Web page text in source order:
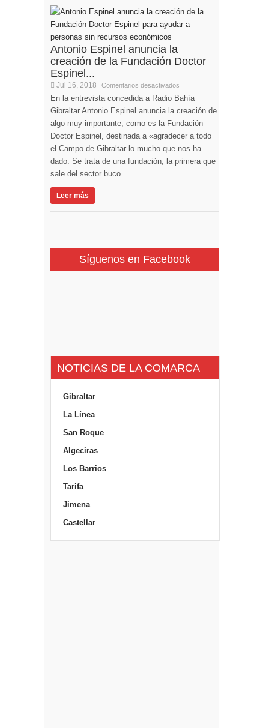
Antonio Espinel anuncia la
creación de la Fundación Doctor
Espinel...
Jul 16, 2018 Comentarios desactivados
En la entrevista concedida a Radio Bahía
Gibraltar Antonio Espinel anuncia la creación de
algo muy importante, como es la Fundación
Doctor Espinel, destinada a «agradecer a todo
el Campo de Gibraltar lo mucho que nos ha
dado. Se trata de una fundación, la primera que
sale del sector buco...
Leer más
Síguenos en Facebook
NOTICIAS DE LA COMARCA
Gibraltar
La Línea
San Roque
Algeciras
Los Barrios
Tarifa
Jimena
Castellar